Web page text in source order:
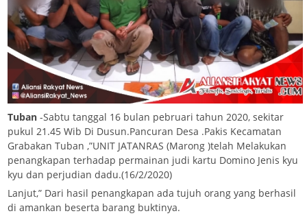
Tuban -Sabtu tanggal 16 bulan pebruari tahun 2020, sekitar
pukul 21.45 Wib Di Dusun.Pancuran Desa .Pakis Kecamatan
Grabakan Tuban ,”UNIT JATANRAS (Marong )telah Melakukan
penangkapan terhadap permainan judi kartu Domino Jenis kyu
kyu dan perjudian dadu.(16/2/2020)
Lanjut,” Dari hasil penangkapan ada tujuh orang yang berhasil
di amankan beserta barang buktinya.